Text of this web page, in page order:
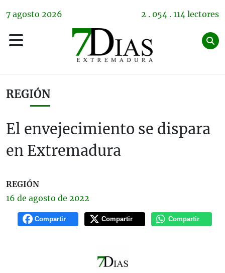
7 agosto 2026 2 . 054 . 114 lectores
REGIÓN
El envejecimiento se dispara
en Extremadura
REGIÓN
16 de agosto de 2022
Compartir Compartir Compartir